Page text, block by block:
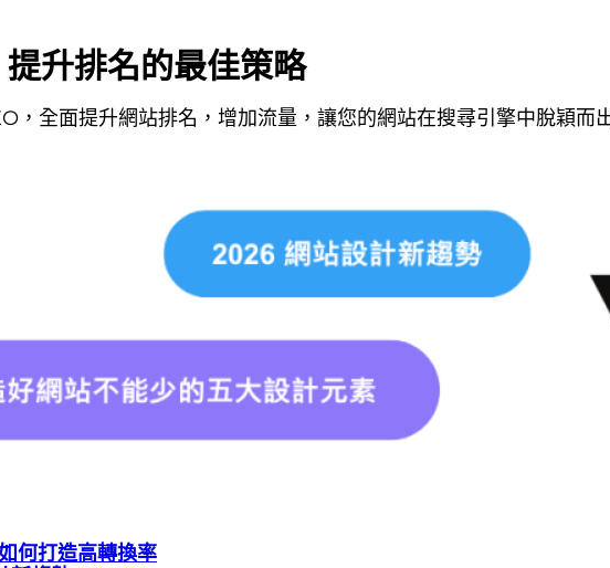
提升排名的最佳策略
，全面提升網站排名，增加流量，讓您的網站在搜尋引擎中脫穎而
何打造高轉換率
2025-07-04
網站轉換率很低怎麼辦？SEO優化方向
與案例解析
正填寫表單、撥打電話、加入LINE或完成訂單的訪
醫美診所
牌感的設
隨著醫美產
不只要技術